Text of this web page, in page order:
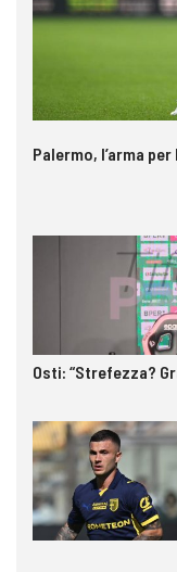
Palermo, l’arma
Osti: “Strefezza?